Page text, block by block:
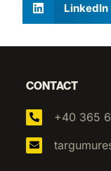
LinkedIn
CONTACT
+40 365